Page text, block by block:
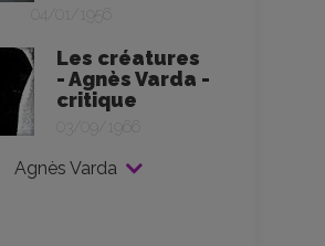
04/01/1956
Les créatures
- Agnès Varda -
critique
Agnès Varda